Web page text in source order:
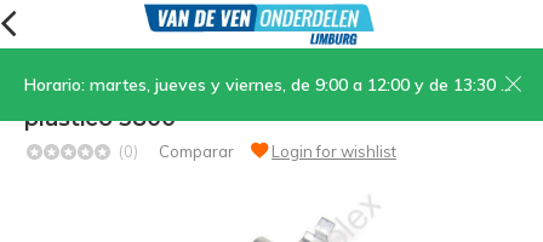
Horario: martes, jueves y viernes, de 9:00 a 12:00 y de 13:30 a 17:00; sábados, de 9:00 a 12:00
10. Interior de la cubierta de luz trasera de
plástico 3800
(0) Comparar Login for wishlist